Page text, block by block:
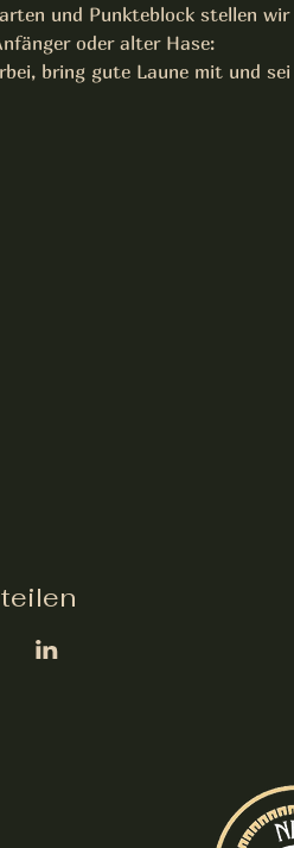
und Punkteblock stellen
oder alter Hase:
bring gute Laune mit und